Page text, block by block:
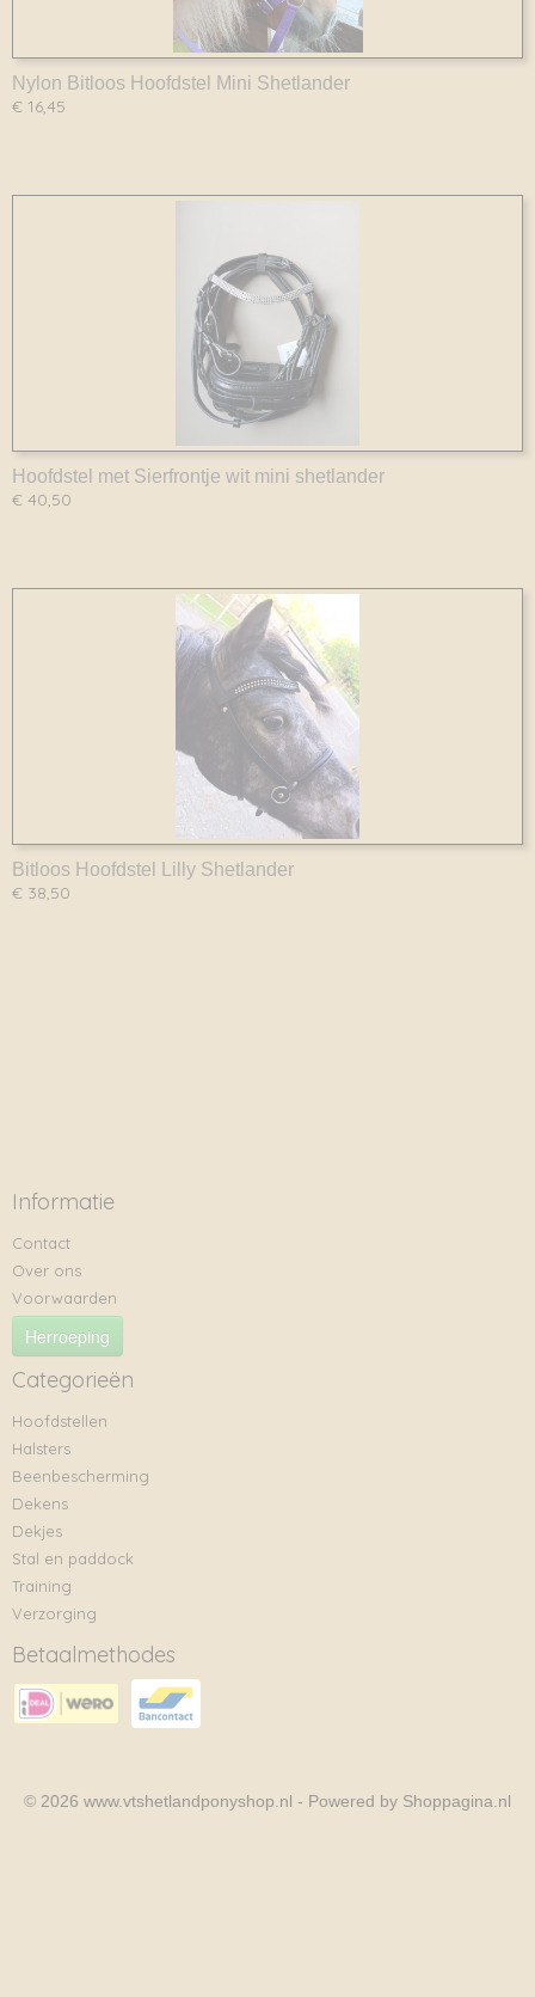
Nylon Bitloos Hoofdstel Mini Shetlander
€ 16,45
Hoofdstel met Sierfrontje wit mini shetlander
€ 40,50
Bitloos Hoofdstel Lilly Shetlander
€ 38,50
Informatie
Contact
Over ons
Voorwaarden
Herroeping
Categorieën
Hoofdstellen
Halsters
Beenbescherming
Dekens
Dekjes
Stal en paddock
Training
Verzorging
Betaalmethodes
© 2026 www.vtshetlandponyshop.nl - Powered by Shoppagina.nl